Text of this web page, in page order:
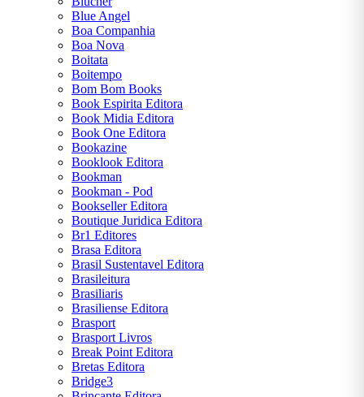
SHAKESPEARE
CENTRAL
ATENDIMENTO
(11) 9
6064-
6230
WhatsApp
Blue Angel
Boa Companhia
Boa Nova
Boitata
Boitempo
Bom Bom Books
Book Espirita Editora
Book Midia Editora
Book One Editora
Bookazine
Booklook Editora
Bookman
Bookman - Pod
Bookseller Editora
Boutique Juridica Editora
Br1 Editores
Brasa Editora
Brasil Sustentavel Editora
Brasileitura
Brasiliaris
Brasiliense Editora
Brasport
Brasport Livros
Break Point Editora
Bretas Editora
Bridge3